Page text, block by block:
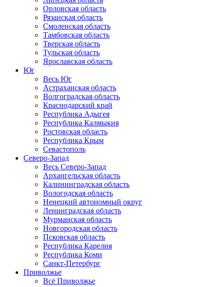
Орловская область
Рязанская область
Смоленская область
Тамбовская область
Тверская область
Тульская область
Ярославская область
Юг
Весь Юг
Астраханская область
Волгоградская область
Краснодарский край
Республика Адыгея
Республика Калмыкия
Ростовская область
Республика Крым
Севастополь
Северо-Запад
Весь Северо-Запад
Архангельская область
Калининградская область
Вологодская область
Ненецкий автономный округ
Ленинградская область
Мурманская область
Новгородская область
Псковская область
Республика Карелия
Республика Коми
Санкт-Петербург
Приволжье
Всё Приволжье